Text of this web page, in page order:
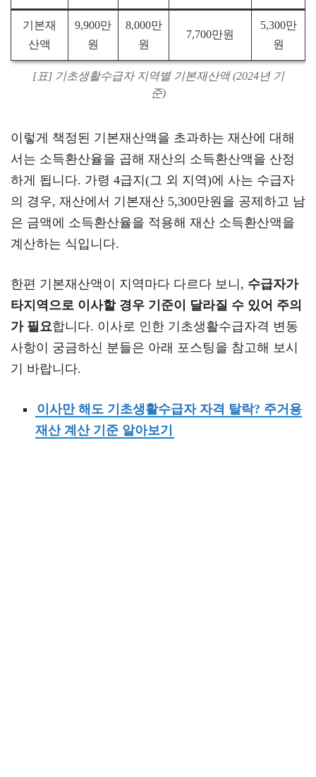
기본재
산액
9,900만
원
8,000만
원
7,700만원
5,300만
원
[표] 기초생활수급자 지역별 기본재산액 (2024년 기
준)
이렇게 책정된 기본재산액을 초과하는 재산에 대해
서는 소득환산율을 곱해 재산의 소득환산액을 산정
하게 됩니다. 가령 4급지(그 외 지역)에 사는 수급자
의 경우, 재산에서 기본재산 5,300만원을 공제하고 남
은 금액에 소득환산율을 적용해 재산 소득환산액을
계산하는 식입니다.
한편 기본재산액이 지역마다 다르다 보니, 수급자가
타지역으로 이사할 경우 기준이 달라질 수 있어 주의
가 필요합니다. 이사로 인한 기초생활수급자격 변동
사항이 궁금하신 분들은 아래 포스팅을 참고해 보시
기 바랍니다.
이사만 해도 기초생활수급자 자격 탈락? 주거용
재산 계산 기준 알아보기